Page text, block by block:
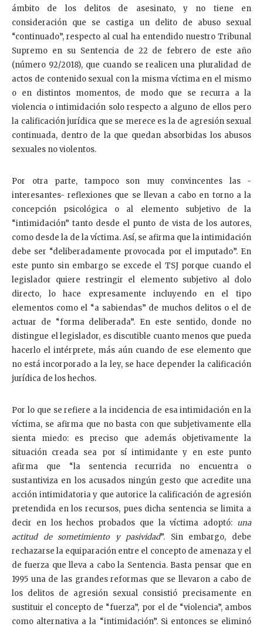
ámbito de los delitos de asesinato, y no tiene en
consideración que se castiga un delito de abuso sexual
“continuado”, respecto al cual ha entendido nuestro Tribunal
Supremo en su Sentencia de 22 de febrero de este año
(número 92/2018), que cuando se realicen una pluralidad de
actos de contenido sexual con la misma víctima en el mismo
o en distintos momentos, de modo que se recurra a la
violencia o intimidación solo respecto a alguno de ellos pero
la calificación jurídica que se merece es la de agresión sexual
continuada, dentro de la que quedan absorbidas los abusos
sexuales no violentos.
Por otra parte, tampoco son muy convincentes las -
interesantes- reflexiones que se llevan a cabo en torno a la
concepción psicológica o al elemento subjetivo de la
“intimidación” tanto desde el punto de vista de los autores,
como desde la de la víctima. Así, se afirma que la intimidación
debe ser “deliberadamente provocada por el imputado”. En
este punto sin embargo se excede el TSJ porque cuando el
legislador quiere restringir el elemento subjetivo al dolo
directo, lo hace expresamente incluyendo en el tipo
elementos como el “a sabiendas” de muchos delitos o el de
actuar de “forma deliberada”. En este sentido, donde no
distingue el legislador, es discutible cuanto menos que pueda
hacerlo el intérprete, más aún cuando de ese elemento que
no está incorporado a la ley, se hace depender la calificación
jurídica de los hechos.
Por lo que se refiere a la incidencia de esa intimidación en la
víctima, se afirma que no basta con que subjetivamente ella
sienta miedo: es preciso que además objetivamente la
situación creada sea por sí intimidante y en este punto
afirma que “la sentencia recurrida no encuentra o
sustantiviza en los acusados ningún gesto que acredite una
acción intimidatoria y que autorice la calificación de agresión
pretendida en los recursos, pues dicha sentencia se limita a
decir en los hechos probados que la víctima adoptó: una
actitud de sometimiento y pasividad”. Sin embargo, debe
rechazarse la equiparación entre el concepto de amenaza y el
de fuerza que lleva a cabo la Sentencia. Basta pensar que en
1995 una de las grandes reformas que se llevaron a cabo de
los delitos de agresión sexual consistió precisamente en
sustituir el concepto de “fuerza”, por el de “violencia”, ambos
como alternativa a la “intimidación”. Si entonces se eliminó